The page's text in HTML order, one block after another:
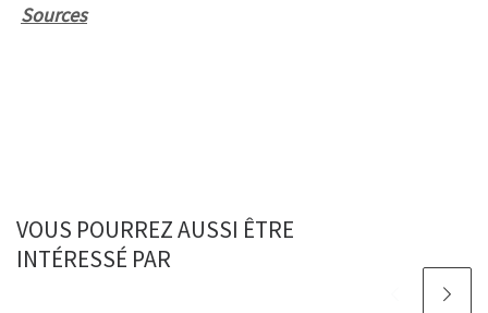
Sources
VOUS POURREZ AUSSI ÊTRE
INTÉRESSÉ PAR